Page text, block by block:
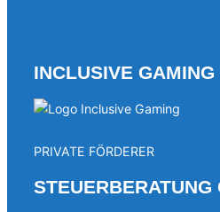
INCLUSIVE GAMING
PRIVATE FÖRDERER
STEUERBERATUNG